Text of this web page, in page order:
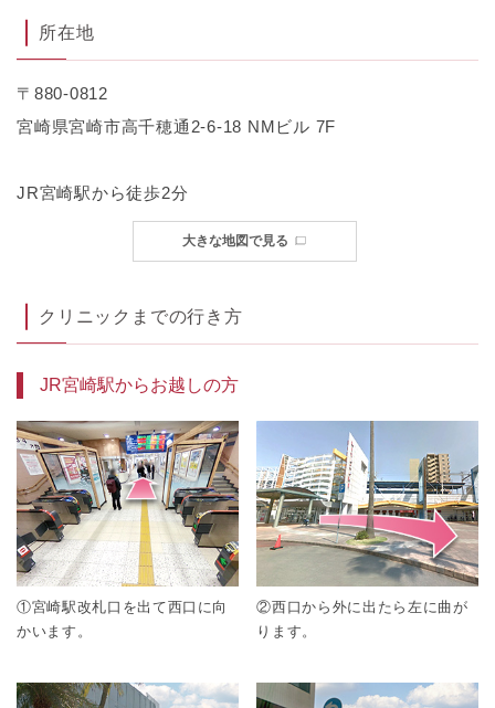
所在地
〒880-0812
宮崎県宮崎市高千穂通2-6-18 NMビル 7F
JR宮崎駅から徒歩2分
大きな地図で見る
クリニックまでの行き方
JR宮崎駅からお越しの方
①宮崎駅改札口を出て西口に向
かいます。
②西口から外に出たら左に曲が
ります。